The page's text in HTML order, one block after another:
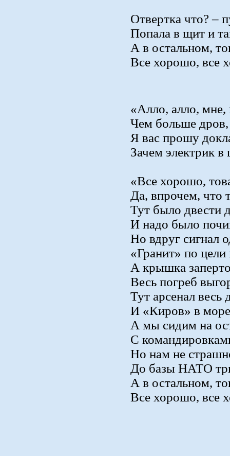
Отвертка что? –
Попала в щит и
А в остальном,
Все хорошо, все
«Алло, алло, мне,
Чем больше
Я вас прошу
Зачем электрик
«Все хорошо,
Да, впрочем, что
Тут было двести
И надо было
Но вдруг сигнал
«Гранит» по цели
А крышка
Весь погреб
Тут арсенал весь
И «Киров» в
А мы сидим на
С
Но нам не
До базы НАТО
А в остальном,
Все хорошо, все